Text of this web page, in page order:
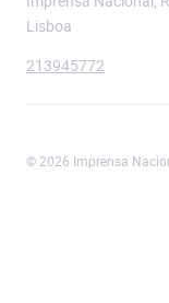
Lisboa
213945772
© 2026 Imprensa